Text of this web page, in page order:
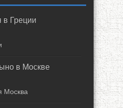
в Греции
в Москве
Москва